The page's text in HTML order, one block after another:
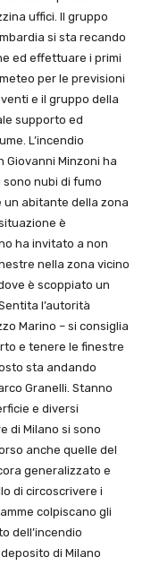
uffici. Il gruppo
si sta recando
ed effettuare i primi
per le previsioni
e il gruppo della
supporto ed
L’incendio
Giovanni Minzoni ha
sono nubi di fumo
un abitante della zona
è
ha invitato a non
nella zona vicino
è scoppiato un
l’autorità
Marino – si consiglia
e tenere le finestre
sta andando
Granelli. Stanno
e diversi
di Milano si sono
anche quelle del
generalizzato e
di circoscrivere i
colpiscano gli
dell’incendio
di Milano